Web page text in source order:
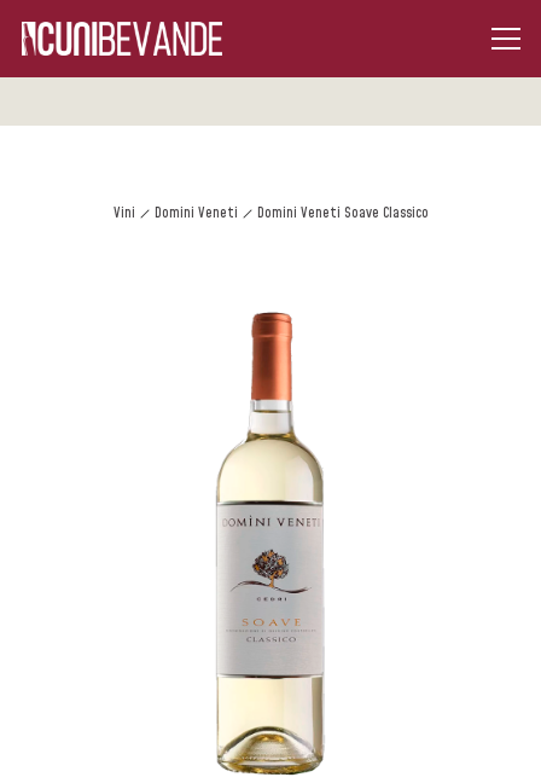
Vini Domini Veneti Domini Veneti Soave Classico